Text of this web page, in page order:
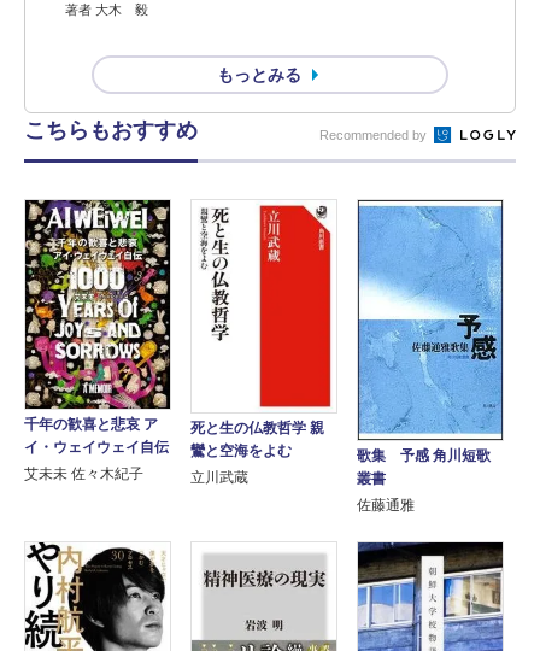
著者 大木 毅
もっとみる
こちらもおすすめ Recommended by
千年の歓喜と悲哀 ア
イ・ウェイウェイ自伝
艾未未 佐々木紀子
死と生の仏教哲学 親
鸞と空海をよむ
立川武蔵
歌集 予感 角川短歌
叢書
佐藤通雅